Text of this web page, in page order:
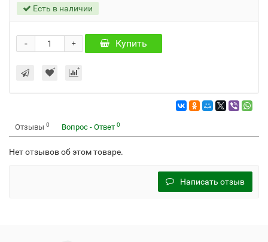
Есть в наличии
+
- Купить
Отзывы 0 Вопрос - Ответ 0
Нет отзывов об этом товаре.
Написать отзыв